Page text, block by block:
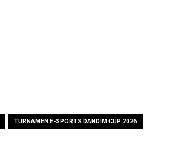
TURNAMEN E-SPORTS DANDIM CUP 2026